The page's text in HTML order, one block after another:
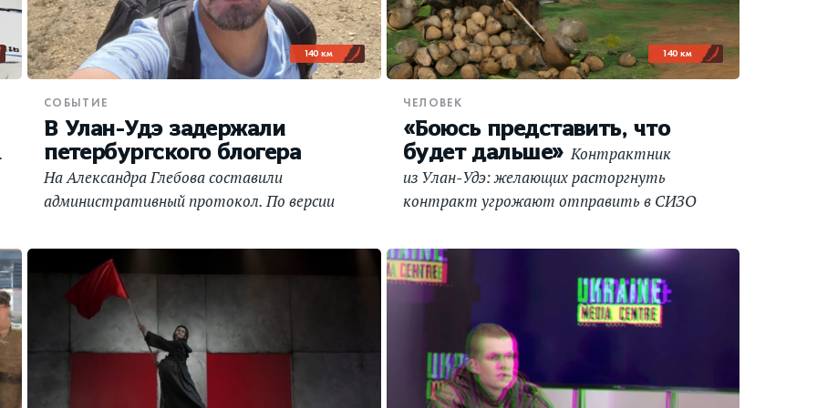
140 км
СОБЫТИЕ
В Улан-Удэ задержали
петербургского блогера
На Александра Глебова составили
административный протокол. По версии
140 км
ЧЕЛОВЕК
«Боюсь представить, что
будет дальше»Контрактник
из Улан-Удэ: желающих расторгнуть
контракт угрожают отправить в СИЗО